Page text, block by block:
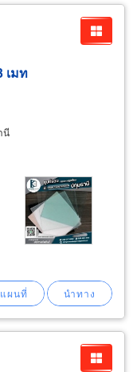
เมท
นี